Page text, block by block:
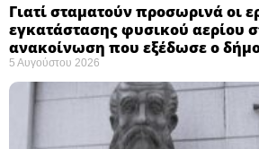
Γιατί σταματούν προσωρινά οι
εγκατάστασης φυσικού αερίου
ανακοίνωση που εξέδωσε ο
5 Αυγούστου 2026